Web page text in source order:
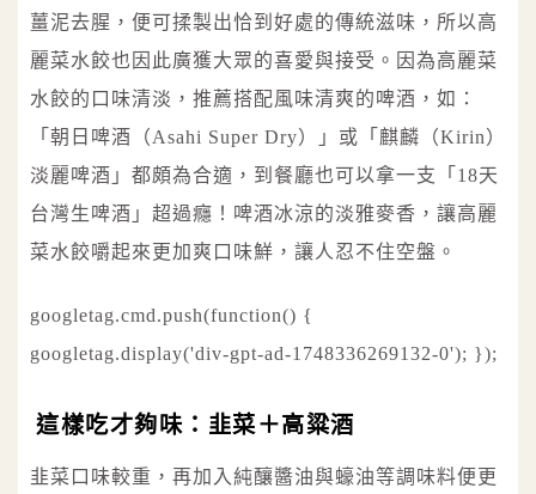
薑泥去腥，便可揉製出恰到好處的傳統滋味，所以高
麗菜水餃也因此廣獲大眾的喜愛與接受。因為高麗菜
水餃的口味清淡，推薦搭配風味清爽的啤酒，如：
「朝日啤酒（Asahi Super Dry）」或「麒麟（Kirin）
淡麗啤酒」都頗為合適，到餐廳也可以拿一支「18天
台灣生啤酒」超過癮！啤酒冰涼的淡雅麥香，讓高麗
菜水餃嚼起來更加爽口味鮮，讓人忍不住空盤。
googletag.cmd.push(function() {
googletag.display('div-gpt-ad-1748336269132-0'); });
這樣吃才夠味：韭菜＋高粱酒
韭菜口味較重，再加入純釀醬油與蠔油等調味料便更